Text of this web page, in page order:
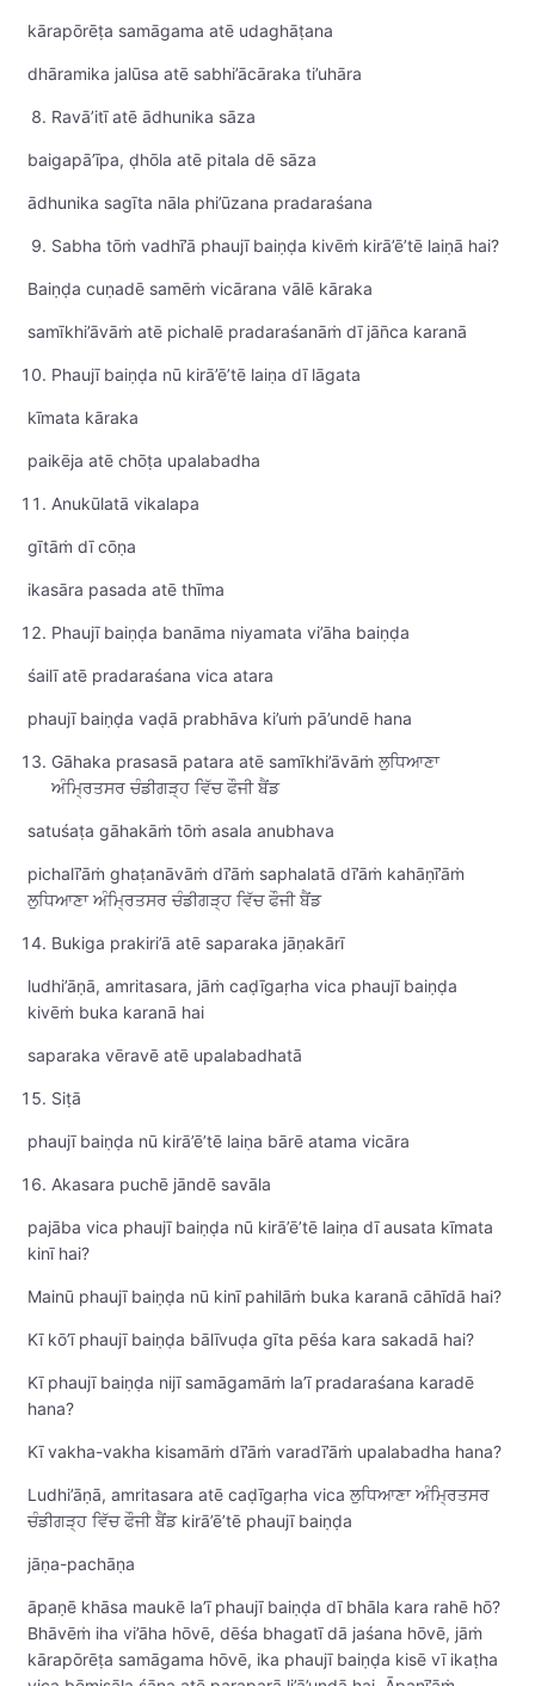
kārapōrēṭa samāgama atē udaghāṭana
dhāramika jalūsa atē sabhi’ācāraka ti’uhāra
Ravā’itī atē ādhunika sāza
baigapā’īpa, ḍhōla atē pitala dē sāza
ādhunika sagīta nāla phi’ūzana pradaraśana
Sabha tōṁ vadhī’ā phaujī baiṇḍa kivēṁ kirā’ē’tē laiṇā hai?
Baiṇḍa cuṇadē samēṁ vicārana vālē kāraka
samīkhi’āvāṁ atē pichalē pradaraśanāṁ dī jān̄ca karanā
Phaujī baiṇḍa nū kirā’ē’tē laiṇa dī lāgata
kīmata kāraka
paikēja atē chōṭa upalabadha
Anukūlatā vikalapa
gītāṁ dī cōṇa
ikasāra pasada atē thīma
Phaujī baiṇḍa banāma niyamata vi’āha baiṇḍa
śailī atē pradaraśana vica atara
phaujī baiṇḍa vaḍā prabhāva ki’uṁ pā’undē hana
Gāhaka prasasā patara atē samīkhi’āvāṁ ਲੁਧਿਆਣਾ
ਅੰਮ੍ਰਿਤਸਰ ਚੰਡੀਗੜ੍ਹ ਵਿੱਚ ਫੌਜੀ ਬੈਂਡ
satuśaṭa gāhakāṁ tōṁ asala anubhava
pichalī’āṁ ghaṭanāvāṁ dī’āṁ saphalatā dī’āṁ kahāṇī’āṁ
ਲੁਧਿਆਣਾ ਅੰਮ੍ਰਿਤਸਰ ਚੰਡੀਗੜ੍ਹ ਵਿੱਚ ਫੌਜੀ ਬੈਂਡ
Bukiga prakiri’ā atē saparaka jāṇakārī
ludhi’āṇā, amritasara, jāṁ caḍīgaṛha vica phaujī baiṇḍa
kivēṁ buka karanā hai
saparaka vēravē atē upalabadhatā
Siṭā
phaujī baiṇḍa nū kirā’ē’tē laiṇa bārē atama vicāra
Akasara puchē jāndē savāla
pajāba vica phaujī baiṇḍa nū kirā’ē’tē laiṇa dī ausata kīmata
kinī hai?
Mainū phaujī baiṇḍa nū kinī pahilāṁ buka karanā cāhīdā hai?
Kī kō’ī phaujī baiṇḍa bālīvuḍa gīta pēśa kara sakadā hai?
Kī phaujī baiṇḍa nijī samāgamāṁ la’ī pradaraśana karadē
hana?
Kī vakha-vakha kisamāṁ dī’āṁ varadī’āṁ upalabadha hana?
Ludhi’āṇā, amritasara atē caḍīgaṛha vica ਲੁਧਿਆਣਾ ਅੰਮ੍ਰਿਤਸਰ
ਚੰਡੀਗੜ੍ਹ ਵਿੱਚ ਫੌਜੀ ਬੈਂਡ kirā’ē’tē phaujī baiṇḍa
jāṇa-pachāṇa
āpaṇē khāsa maukē la’ī phaujī baiṇḍa dī bhāla kara rahē hō?
Bhāvēṁ iha vi’āha hōvē, dēśa bhagatī dā jaśana hōvē, jāṁ
kārapōrēṭa samāgama hōvē, ika phaujī baiṇḍa kisē vī ikaṭha